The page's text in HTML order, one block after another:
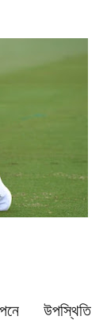
উপস্থিতি